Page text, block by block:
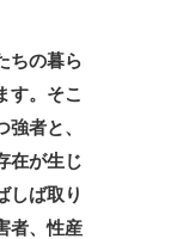
ちの暮ら
す。そこ
者と、
在が生じ
しば取り
者、性産